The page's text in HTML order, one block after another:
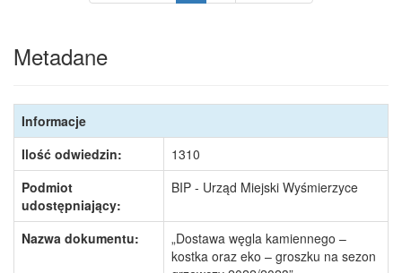
Metadane
Informacje
Ilość odwiedzin:
1310
Podmiot
udostępniający:
BIP - Urząd Miejski Wyśmierzyce
Nazwa dokumentu:
„Dostawa węgla kamiennego –
kostka oraz eko – groszku na sezon